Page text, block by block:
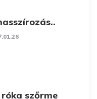
szőrme